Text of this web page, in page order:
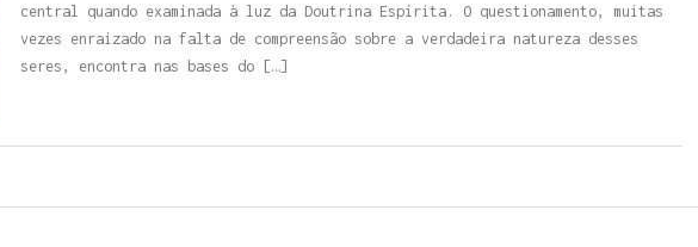
central quando examinada à luz da Doutrina Espírita. O questionamento, muitas
vezes enraizado na falta de compreensão sobre a verdadeira natureza desses
seres, encontra nas bases do […]